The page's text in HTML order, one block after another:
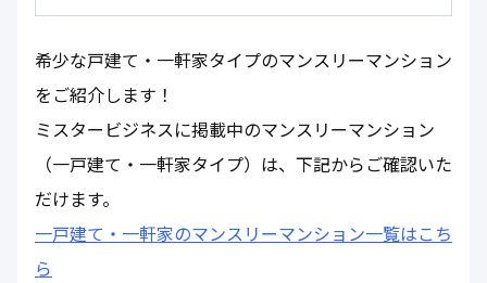
希少な戸建て・一軒家タイプのマンスリーマンション
をご紹介します！
ミスタービジネスに掲載中のマンスリーマンション
（一戸建て・一軒家タイプ）は、下記からご確認いた
だけます。
一戸建て・一軒家のマンスリーマンション一覧はこち
ら